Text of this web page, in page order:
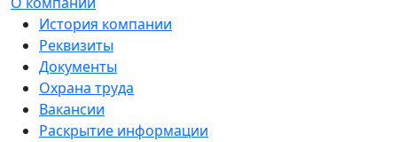
История компании
Реквизиты
Документы
Охрана труда
Вакансии
Раскрытие информации